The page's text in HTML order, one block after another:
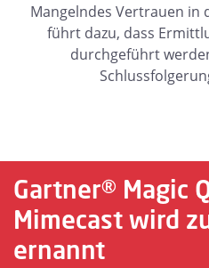
Mangelndes Vertrauen in
führt dazu, dass
durchgeführt
Gartner® Magic
Mimecast wird
ernannt